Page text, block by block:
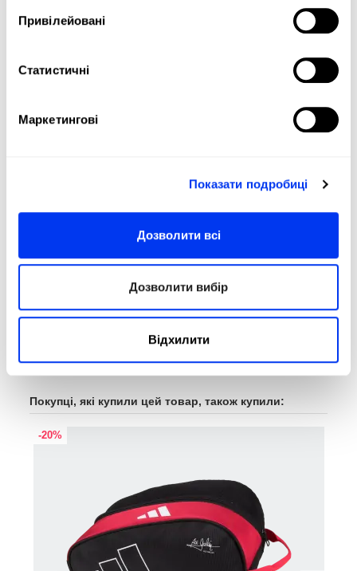
Привілейовані
Статистичні
Маркетингові
Показати подробиці
Дозволити всі
Дозволити вибір
Відхилити
Shoe Bag Ale Galan 3.3
17,60 €
22,00 €
у кошик
Покупці, які купили цей товар, також купили:
-20%